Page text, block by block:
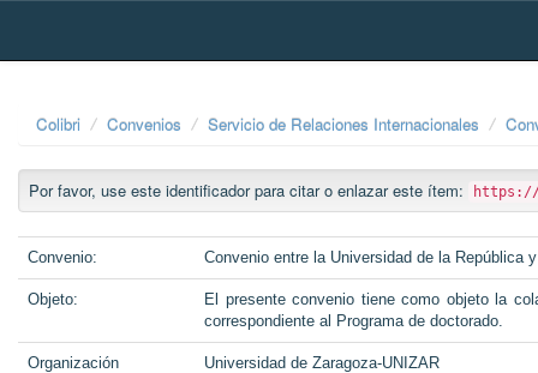
Skip
Colibri Convenios Servicio de Relaciones Internacionales
Por favor, use este identificador para citar o enlazar este ítem: https://
Convenio: Convenio entre la Universidad de la República
Objeto:
El presente convenio tiene como objeto la
correspondiente al Programa de doctorado.
Organización
Universidad de Zaragoza-UNIZAR